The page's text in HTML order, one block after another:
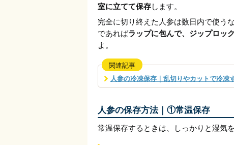
室に立てて保存します。
完全に切り終えた人参は数日内で使う
であればラップに包んで、ジップロッ
よ。
関連記事
人参の冷凍保存｜乱切りやカットで冷凍
人参の保存方法｜①常温保存
常温保存するときは、しっかりと湿気